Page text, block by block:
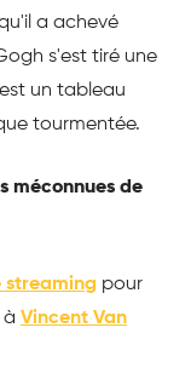
a achevé
s'est tiré une
un tableau
tourmentée.
méconnues de
streaming pour
à Vincent Van